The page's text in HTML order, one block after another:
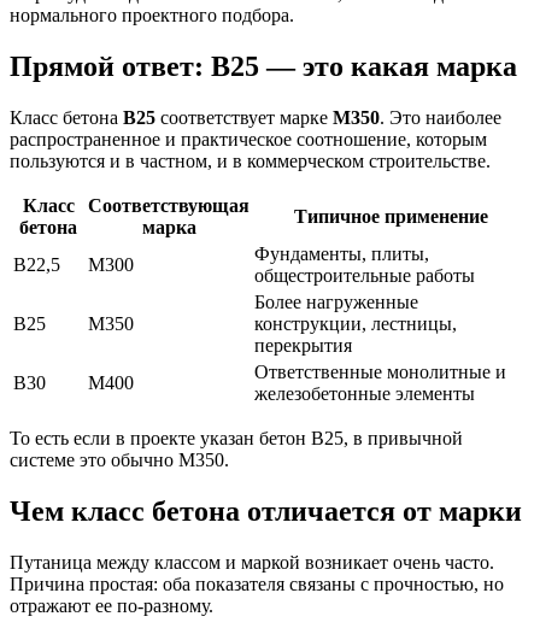
нормального проектного подбора.
Прямой ответ: В25 — это какая марка
Класс бетона В25 соответствует марке М350. Это наиболее
распространенное и практическое соотношение, которым
пользуются и в частном, и в коммерческом строительстве.
Класс
бетона
Соответствующая
марка
Типичное применение
В22,5 М300
Фундаменты, плиты,
общестроительные работы
В25 М350
Более нагруженные
конструкции, лестницы,
перекрытия
В30
М400
Ответственные монолитные и
железобетонные элементы
То есть если в проекте указан бетон В25, в привычной
системе это обычно М350.
Чем класс бетона отличается от марки
Путаница между классом и маркой возникает очень часто.
Причина простая: оба показателя связаны с прочностью, но
отражают ее по-разному.